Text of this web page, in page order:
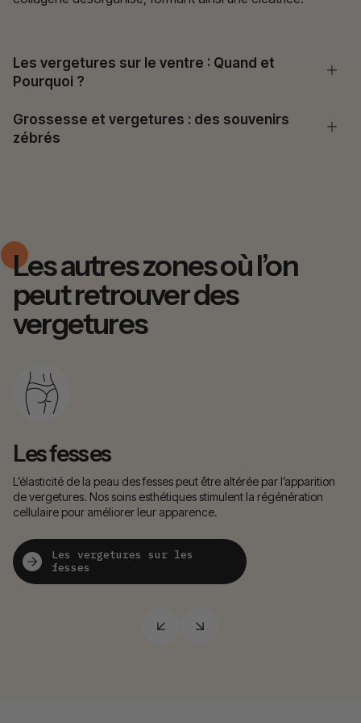
Les vergetures sur le ventre : Quand et
Pourquoi ?
Grossesse et vergetures : des souvenirs
zébrés
Les autres zones où l’on
peut retrouver des
vergetures
Les fesses
L’élasticité de la peau des fesses peut être altérée par l’apparition
de vergetures. Nos soins esthétiques stimulent la régénération
cellulaire pour améliorer leur apparence.
Les vergetures sur les
fesses